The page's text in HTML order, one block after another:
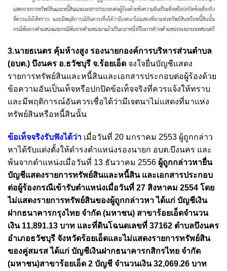
3.นายธเนตร คุ้มห้างสูง รองนายกองค์การบริหารส่วนตำบล
(อบต.) บึงนคร อ.ธวัชบุรี จ.ร้อยเอ็ด จงใจยื่นบัญชีแสดง
รายการทรัพย์สินและหนี้สินและเอกสารประกอบต่อผู้ร้องด้วย
ข้อความอันเป็นเท็จหรือปกปิดข้อเท็จจริงที่ควรแจ้งให้ทราบ
และมีพฤติการณ์อันควรเชื่อได้ว่ามีเจตนาไม่แสดงที่มาแห่ง
ทรัพย์สินหรือหนี้สินนั้น
ข้อเท็จจริงรับฟังได้ว่า เมื่อวันที่ 20 มกราคม 2553 ผู้ถูกกล่าว
หาได้รับแต่งตั้งให้ดำรงตำแหน่งรองนายก อบต.บึงนคร และ
พ้นจากตำแหน่งเมื่อวันที่ 13 ธันวาคม 2556 ผู้ถูกกล่าวหายื่น
บัญชีแสดงรายการทรัพย์สินและหนี้สิน และเอกสารประกอบ
ต่อผู้ร้องกรณีเข้ารับตำแหน่งเมื่อวันที่ 27 สิงหาคม 2554 โดย
ไม่แสดงรายการทรัพย์สินของผู้ถูกกล่าวหา ได้แก่ บัญชีเงิน
ฝากธนาคารกรุงไทย จำกัด (มหาชน) สาขาร้อยเอ็ดจำนวน
เงิน 11,891.13 บาท และที่ดินโฉนดเลขที่ 37162 ตำบลบึงนคร
อำเภอธวัชบุรี จังหวัดร้อยเอ็ดและไม่แสดงรายการทรัพย์สิน
ของคู่สมรส ได้แก่ บัญชีเงินฝากธนาคารกสิกรไทย จำกัด
(มหาชน)สาขาร้อยเอ็ด 2 บัญชี จำนวนเงิน 32,069.26 บาท